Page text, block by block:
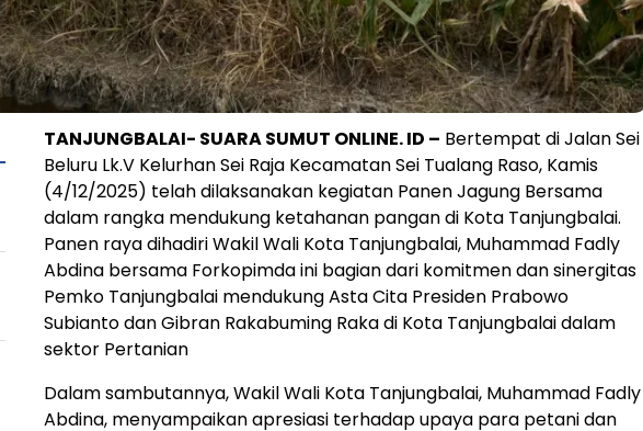
TANJUNGBALAI- SUARA SUMUT ONLINE. ID – Bertempat di Jalan Sei
Beluru Lk.V Kelurhan Sei Raja Kecamatan Sei Tualang Raso, Kamis
(4/12/2025) telah dilaksanakan kegiatan Panen Jagung Bersama
dalam rangka mendukung ketahanan pangan di Kota Tanjungbalai.
Panen raya dihadiri Wakil Wali Kota Tanjungbalai, Muhammad Fadly
Abdina bersama Forkopimda ini bagian dari komitmen dan sinergitas
Pemko Tanjungbalai mendukung Asta Cita Presiden Prabowo
Subianto dan Gibran Rakabuming Raka di Kota Tanjungbalai dalam
sektor Pertanian
Dalam sambutannya, Wakil Wali Kota Tanjungbalai, Muhammad Fadly
Abdina, menyampaikan apresiasi terhadap upaya para petani dan